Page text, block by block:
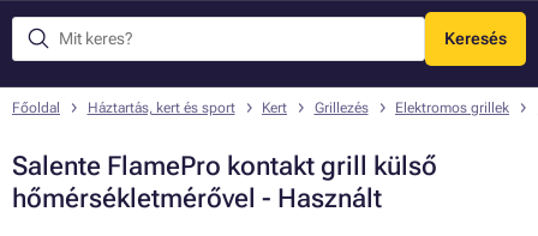
Keresés
Menü
Főoldal Háztartás, kert és sport Kert Grillezés Elektromos grillek
Salente FlamePro kontakt grill külső
hőmérsékletmérővel - Használt